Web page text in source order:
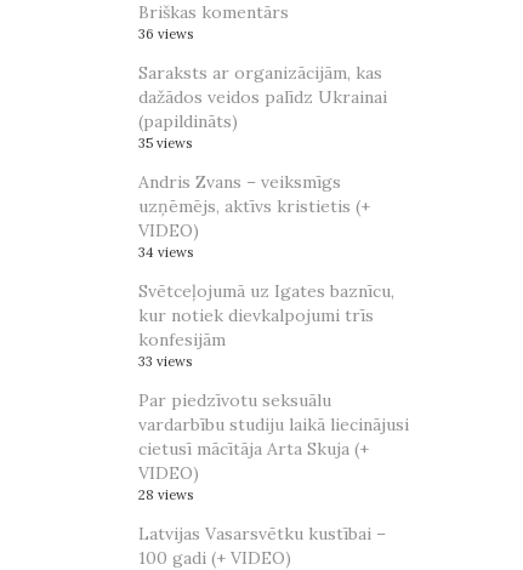
Briškas komentārs
36 views
Saraksts ar organizācijām, kas
dažādos veidos palīdz Ukrainai
(papildināts)
35 views
Andris Zvans – veiksmīgs
uzņēmējs, aktīvs kristietis (+
VIDEO)
34 views
Svētceļojumā uz Igates baznīcu,
kur notiek dievkalpojumi trīs
konfesijām
33 views
Par piedzīvotu seksuālu
vardarbību studiju laikā liecinājusi
cietusī mācītāja Arta Skuja (+
VIDEO)
28 views
Latvijas Vasarsvētku kustībai –
100 gadi (+ VIDEO)